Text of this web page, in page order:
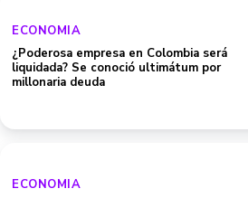
ECONOMIA
¿Poderosa empresa en Colombia será
liquidada? Se conoció ultimátum por
millonaria deuda
ECONOMIA